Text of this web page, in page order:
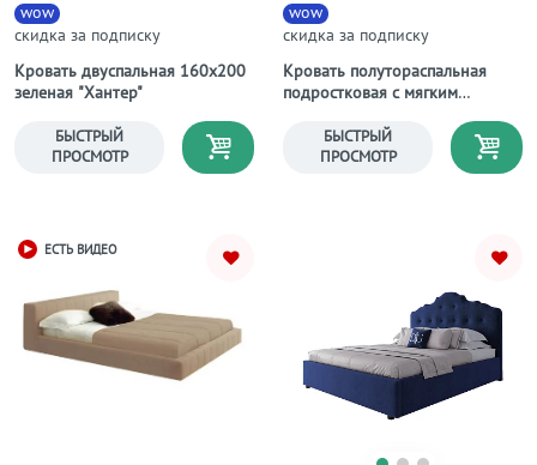
Кровать двуспальная 160х200
зеленая "Хантер"
wow
скидка за подписку
БЫСТРЫЙ
ПРОСМОТР
Кровать полутораспальная
подростковая с мягким
коричневая Palace
wow
скидка за подписку
БЫСТРЫЙ
ПРОСМОТР
ЕСТЬ ВИДЕО